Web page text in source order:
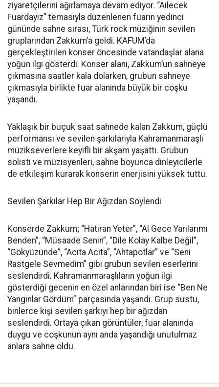
ziyaretçilerini ağırlamaya devam ediyor. “Ailecek
Fuardayız” temasıyla düzenlenen fuarın yedinci
gününde sahne sırası, Türk rock müziğinin sevilen
gruplarından Zakkum’a geldi. KAFUM’da
gerçekleştirilen konser öncesinde vatandaşlar alana
yoğun ilgi gösterdi. Konser alanı, Zakkum’un sahneye
çıkmasına saatler kala dolarken, grubun sahneye
çıkmasıyla birlikte fuar alanında büyük bir coşku
yaşandı.
Yaklaşık bir buçuk saat sahnede kalan Zakkum, güçlü
performansı ve sevilen şarkılarıyla Kahramanmaraşlı
müzikseverlere keyifli bir akşam yaşattı. Grubun
solisti ve müzisyenleri, sahne boyunca dinleyicilerle
de etkileşim kurarak konserin enerjisini yüksek tuttu.
Sevilen Şarkılar Hep Bir Ağızdan Söylendi
Konserde Zakkum; “Hatıran Yeter”, “Al Gece Yarılarımı
Benden”, “Müsaade Senin”, “Dile Kolay Kalbe Değil”,
“Gökyüzünde”, “Acıta Acıta”, “Ahtapotlar” ve “Seni
Rastgele Sevmedim” gibi grubun sevilen eserlerini
seslendirdi. Kahramanmaraşlıların yoğun ilgi
gösterdiği gecenin en özel anlarından biri ise “Ben Ne
Yangınlar Gördüm” parçasında yaşandı. Grup sustu,
binlerce kişi sevilen şarkıyı hep bir ağızdan
seslendirdi. Ortaya çıkan görüntüler, fuar alanında
duygu ve coşkunun aynı anda yaşandığı unutulmaz
anlara sahne oldu.